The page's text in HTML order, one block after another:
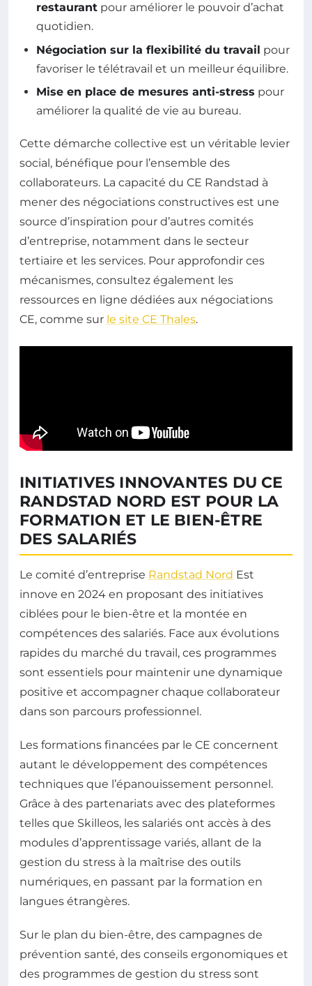
restaurant pour améliorer le pouvoir d’achat
quotidien.
Négociation sur la flexibilité du travail pour
favoriser le télétravail et un meilleur équilibre.
Mise en place de mesures anti-stress pour
améliorer la qualité de vie au bureau.
Cette démarche collective est un véritable levier
social, bénéfique pour l’ensemble des
collaborateurs. La capacité du CE Randstad à
mener des négociations constructives est une
source d’inspiration pour d’autres comités
d’entreprise, notamment dans le secteur
tertiaire et les services. Pour approfondir ces
mécanismes, consultez également les
ressources en ligne dédiées aux négociations
CE, comme sur le site CE Thales.
INITIATIVES INNOVANTES DU CE
RANDSTAD NORD EST POUR LA
FORMATION ET LE BIEN-ÊTRE
DES SALARIÉS
Le comité d’entreprise Randstad Nord Est
innove en 2024 en proposant des initiatives
ciblées pour le bien-être et la montée en
compétences des salariés. Face aux évolutions
rapides du marché du travail, ces programmes
sont essentiels pour maintenir une dynamique
positive et accompagner chaque collaborateur
dans son parcours professionnel.
Les formations financées par le CE concernent
autant le développement des compétences
techniques que l’épanouissement personnel.
Grâce à des partenariats avec des plateformes
telles que Skilleos, les salariés ont accès à des
modules d’apprentissage variés, allant de la
gestion du stress à la maîtrise des outils
numériques, en passant par la formation en
langues étrangères.
Sur le plan du bien-être, des campagnes de
prévention santé, des conseils ergonomiques et
des programmes de gestion du stress sont